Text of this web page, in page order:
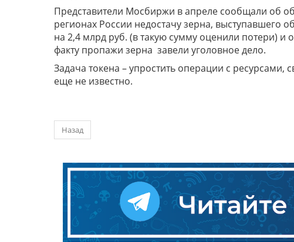
Представители Мосбиржи в апреле сообщали об
регионах России недостачу зерна, выступавшего
на 2,4 млрд руб. (в такую сумму оценили потери)
факту пропажи зерна завели уголовное дело.
Задача токена – упростить операции с ресурсами,
еще не известно.
Назад